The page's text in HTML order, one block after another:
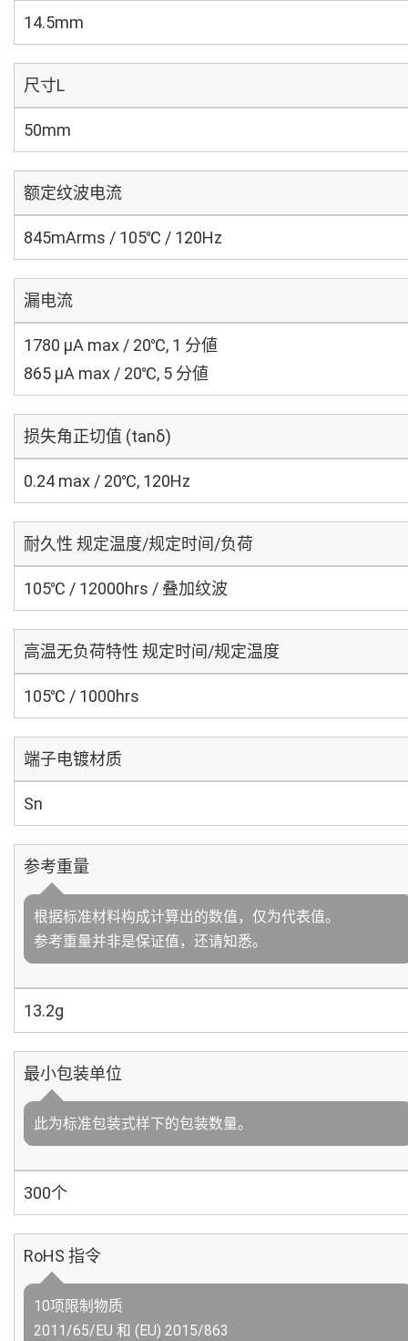
14.5mm
尺寸L
50mm
额定纹波电流
845mArms / 105℃ / 120Hz
漏电流
1780 μA max / 20℃, 1 分値
865 μA max / 20℃, 5 分値
损失角正切值 (tanδ)
0.24 max / 20℃, 120Hz
耐久性 规定温度/规定时间/负荷
105℃ / 12000hrs / 叠加纹波
高温无负荷特性 规定时间/规定温度
105℃ / 1000hrs
端子电镀材质
Sn
参考重量
根据标准材料构成计算出的数值，仅为代表值。
参考重量并非是保证值，还请知悉。
13.2g
最小包装单位
此为标准包装式样下的包装数量。
300个
RoHS 指令
10项限制物质
2011/65/EU 和 (EU) 2015/863